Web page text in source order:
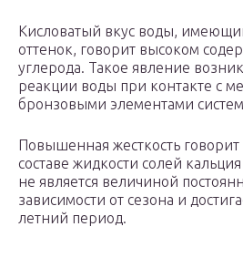
Кисловатый вкус воды,
оттенок, говорит высоком
углерода. Такое явление
реакции воды при контакте с
бронзовыми элементами
Повышенная жесткость говорит
составе жидкости солей
не является величиной
зависимости от сезона и
летний период.